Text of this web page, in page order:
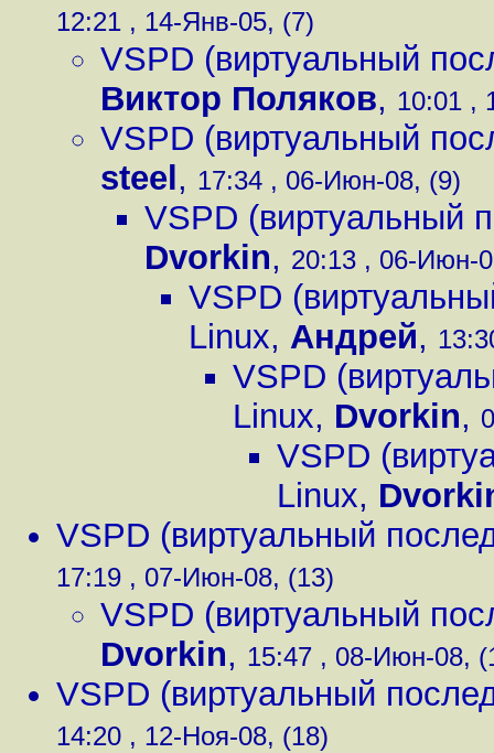
12:21 , 14-Янв-05, (7)
VSPD (виртуальный
Виктор Поляков, 10:01 ,
VSPD (виртуальный
steel , 17:34 , 06-Июн-08, (9)
VSPD (виртуальный
Dvorkin, 20:13 , 06-Июн-
VSPD
Linux, Андрей,
VSPD
Linux, Dvorkin,
VSPD
Linux,
VSPD (виртуальный
17:19 , 07-Июн-08, (13)
VSPD (виртуальный
Dvorkin, 15:47 , 08-Июн-08,
VSPD (виртуальный
14:20 , 12-Ноя-08, (18)